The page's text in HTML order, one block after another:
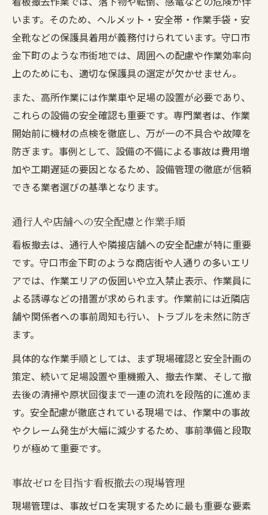
います。そのため、ヘルメット・安全帯・作業手袋・安
全靴などの保護具着用が義務付けられています。守口市
金下町のような市街地では、周囲への配慮や作業効率向
上のためにも、適切な保護具の選定が欠かせません。
また、高所作業には作業車や足場の設置が必要であり、
これらの設備の安全確認も重要です。専門業者は、作業
開始前に機材の点検を徹底し、万が一の不具合や故障を
防ぎます。事例として、設備の不備による事故は費用増
加や工期遅延の要因となるため、設備管理の徹底が信頼
できる業者選びの基準となります。
通行人や店舗への安全配慮と作業手順
看板撤去は、通行人や隣接店舗への安全配慮が特に重要
です。守口市金下町のような商店街や人通りの多いエリ
アでは、作業エリアの仮囲いや立入禁止表示、作業員に
よる誘導などの措置が求められます。作業前には近隣店
舗や関係者への事前周知も行い、トラブルを未然に防ぎ
ます。
具体的な作業手順としては、まず現場確認と安全計画の
策定、続いて足場設置や重機搬入、撤去作業、そして撤
去後の清掃や原状回復まで一連の流れを段階的に進めま
す。安全配慮が徹底されている現場では、作業中の事故
やクレーム発生が大幅に減少するため、事前準備と段取
りが極めて重要です。
事故ゼロを目指す看板撤去の現場管理
現場管理は、事故ゼロを実現するために最も重要な要素